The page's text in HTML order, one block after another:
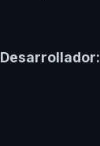
Desarrollador: